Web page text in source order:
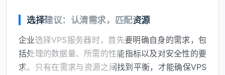
选择建议：认清需求，匹配资源
企业选择VPS服务器时，首先要明确自身的需求，包
括处理的数据量、所需的性能指标以及对安全性的要
求。只有在需求与资源之间找到平衡，才能确保VPS